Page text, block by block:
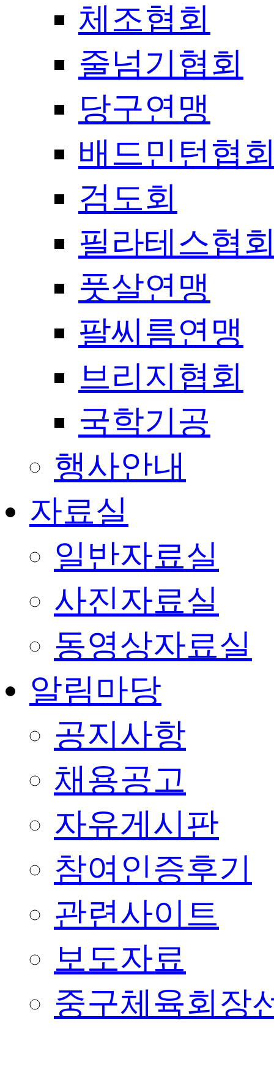
체조협회
줄넘기협회
당구연맹
배드민턴협
검도회
필라테스협
풋살연맹
팔씨름연맹
브리지협회
국학기공
행사안내
자료실
일반자료실
사진자료실
동영상자료실
알림마당
공지사항
채용공고
자유게시판
참여인증후기
관련사이트
보도자료
중구체육회장